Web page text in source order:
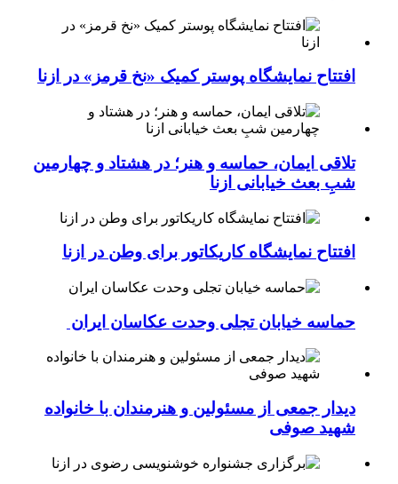
افتتاح نمایشگاه پوستر کمیک «نخ قرمز» در ازنا
تلاقی ایمان، حماسه و هنر؛ در هشتاد و چهارمین
شبِ بعث خیابانی ازنا
افتتاح نمایشگاه کاریکاتور برای وطن در ازنا
حماسه خیابان تجلی وحدت عکاسان ایران
دیدار جمعی از مسئولین و هنرمندان با خانواده
شهید صوفی